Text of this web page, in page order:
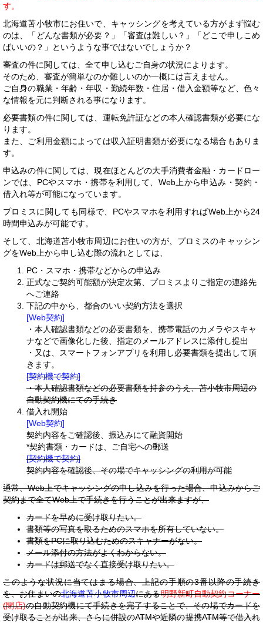
す。
北海道苫小牧市にお住いで、キャッシングを考えている方がまず悩む
のは、「どんな書類が必要？」「審査は難しい？」「どこで申しこめ
ばいいの？」というような事ではないでしょうか？
審査の件に関しては、全て申し込むご自身の状況によります。
そのため、審査が簡単なのか難しいのか一概には言えません。
ご自身の職業・年齢・年収・勤続年数・住居・借入金額等など、色々
な情報を元に判断される事になります。
必要書類の件に関しては、運転免許証などの本人確認書類が必要にな
ります。
また、ご利用金額によっては収入証明書類が必要になる場合もありま
す。
申込みの件に関しては、現在ほとんどの大手消費者金融・カードロー
ンでは、PCやスマホ・携帯を利用して、Web上から申込み・契約・
借入れ等が可能になっています。
プロミスに関しても同様で、PCやスマホを利用すればWeb上から24
時間申込みが可能です。
そして、北海道苫小牧市周辺にお住いの方が、プロミスのキャッシン
グをWeb上から申し込む際の流れとしては、
PC・スマホ・携帯などからの申込み
正式なご契約可能額が決定次第、プロミスよりご指定の連絡先
へご連絡
下記の中から、都合のいい契約方法を選択
[Web契約]
・本人確認書類などの必要書類を、携帯電話のカメラやスキャ
ナなどで画像化した後、指定のメールアドレスに添付し提出
・又は、スマートフォンアプリを利用し必要書類を提出して頂
きます。
[契約機で契約]
・本人確認書類などの必要書類を持参のうえ、苫小牧市周辺の
自動契約機にての手続き
借入れ開始
[Web契約]
契約内容をご確認後、振込みにて融資開始
*契約書類・カードは、ご自宅への郵送
[契約機で契約]
契約内容を確認後、その場でキャッシングの利用が可能
通常、Web上でキャッシングの申し込みを行った場合、申込みからご
契約まで全てWeb上で手続きを行うことが出来ますが、
カードを早めに受け取りたい。
書類等の写真を取るためのスマホを所有していない。
書類をPCに取り込むためのスキャナーがない。
メール添付の方法がよくわからない。
カードは郵送でなく直接受け取りたい。
このような状況に当てはまる場合、上記の手順の3番以降の手続き
を、お住まいの北海道苫小牧市周辺にある明野新町自動契約コーナー
(閉店)の自動契約機にて手続きを完了することで、その場でカードを
受け取ることが出来、さらに併設のATMや近隣の提携ATM等で借入れ